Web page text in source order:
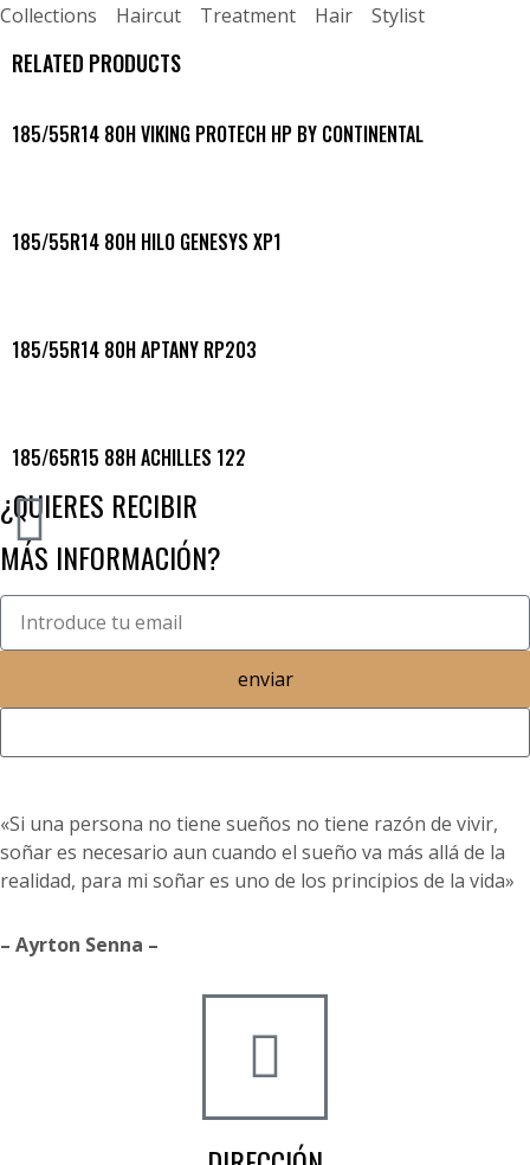
Collections Haircut Treatment Hair Stylist
RELATED PRODUCTS
185/55R14 80H VIKING PROTECH HP BY CONTINENTAL
185/55R14 80H HILO GENESYS XP1
185/55R14 80H APTANY RP203
185/65R15 88H ACHILLES 122
¿QUIERES RECIBIR
MÁS INFORMACIÓN?
enviar
«Si una persona no tiene sueños no tiene razón de vivir,
soñar es necesario aun cuando el sueño va más allá de la
realidad, para mi soñar es uno de los principios de la vida»
– Ayrton Senna –